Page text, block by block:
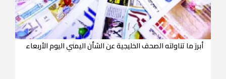
أبرز ما تناولته الصحف الخليجية عن الشأن اليمني اليوم الأربعاء